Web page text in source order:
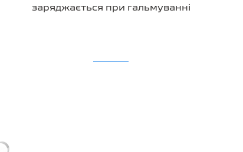
заряджається при гальмуванні